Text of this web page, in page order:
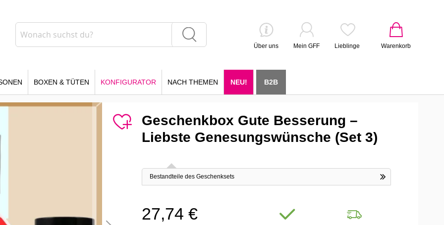
Warenkorb
Über uns Mein GFF Lieblinge
BOXEN & TÜTEN KONFIGURATOR NACH THEMEN NEU! B2B
Geschenkbox Gute Besserung –
Liebste Genesungswünsche (Set 3)
Bestandteile des Geschenksets
27,74 €